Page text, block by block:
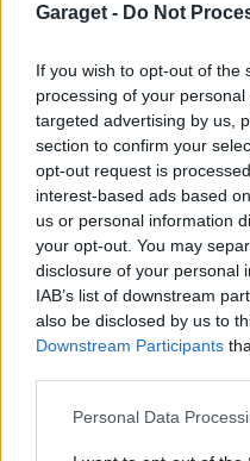
Garaget - Do Not
If you wish to opt-out of the
processing of your
targeted advertising by us,
section to confirm your
opt-out request is
interest-based ads based
us or personal information
your opt-out. You may
disclosure of your personal
IAB’s list of downstream
also be disclosed by us to
Downstream Participants
Personal Data
mail nedan.
PassionForCars.org
robin@passionforcars.org
Citera
amazunk319 Inlägg
26 juli 2013 Trådstartare
Då är front och huv